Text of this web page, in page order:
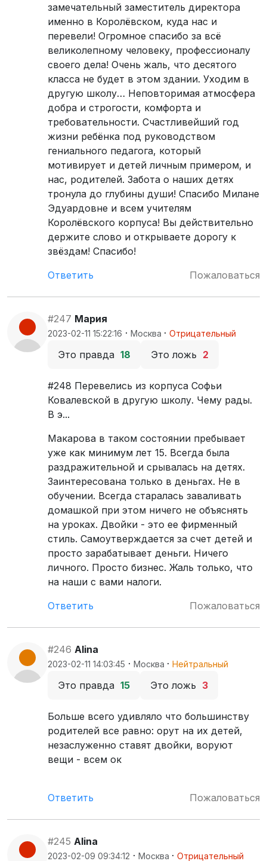
замечательный заместитель директора
именно в Королёвском, куда нас и
перевели! Огромное спасибо за всё
великолепному человеку, профессионалу
своего дела! Очень жаль, что десятого
класса не будет в этом здании. Уходим в
другую школу… Неповторимая атмосфера
добра и строгости, комфорта и
требовательности. Счастливейший год
жизни ребёнка под руководством
гениального педагога, который
мотивирует и детей личным примером, и
нас, родителей. Забота о наших детях
тронула до глубины души! Спасибо Милане
Эдуардовне и всем учителям
Королёвского корпуса! Вы действительно
держите слово и открываете дорогу к
звёздам! Спасибо!
Ответить
Пожаловаться
#247 Мария
2023-02-11 15:22:16 · Москва · Отрицательный
Это правда 18 Это ложь 2
#248 Перевелись из корпуса Софьи
Ковалевской в другую школу. Чему рады.
В э...
Макарова в таком состоянии пребывает
уже как минимум лет 15. Всегда была
раздражительной и срывалась на детях.
Заинтересована только в деньгах. Не в
обучении. Всегда старалась заваливать
домашкой при этом ничего не объяснять
на уроках. Двойки - это ее фирменный
стиль. Самоутверждается за счет детей и
просто зарабатывает деньги. Ничего
личного. Просто бизнес. Жаль только, что
на наши с вами налоги.
Ответить
Пожаловаться
#246 Alina
2023-02-11 14:03:45 · Москва · Нейтральный
Это правда 15 Это ложь 3
Больше всего удивляло что большинству
родителей все равно: орут на их детей,
незаслуженно ставят двойки, воруют
вещи - всем ок
Ответить Пожаловаться
#245 Alina
2023-02-09 09:34:12 · Москва · Отрицательный